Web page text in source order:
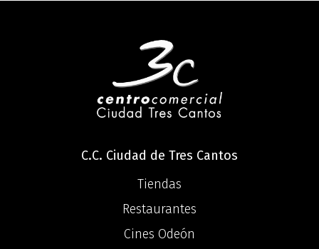
C.C. Ciudad de Tres Cantos
Tiendas
Restaurantes
Cines Odeón